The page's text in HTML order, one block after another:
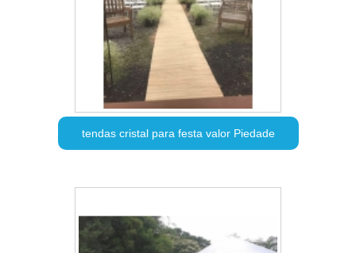
tendas cristal para festa valor Piedade